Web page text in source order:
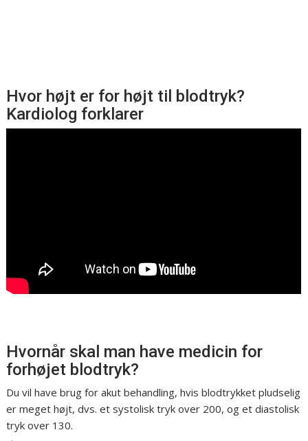
Hvor højt er for højt til blodtryk?
Kardiolog forklarer
Hvornår skal man have medicin for
forhøjet blodtryk?
Du vil have brug for akut behandling, hvis blodtrykket pludselig
er meget højt, dvs. et systolisk tryk over 200, og et diastolisk
tryk over 130.